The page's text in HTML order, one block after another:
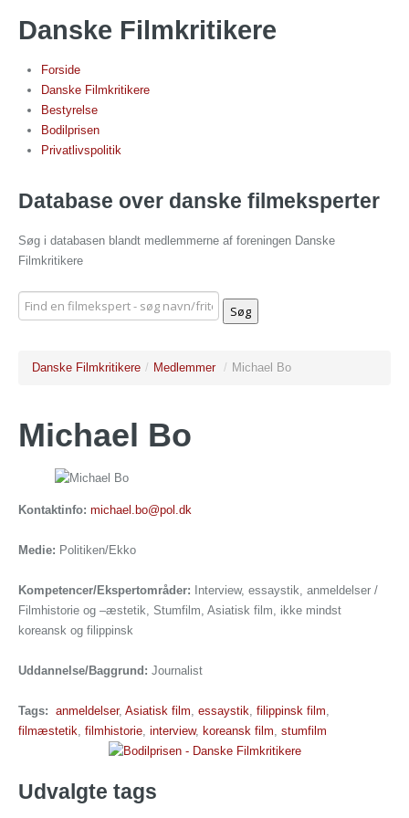
Danske Filmkritikere
Forside
Danske Filmkritikere
Bestyrelse
Bodilprisen
Privatlivspolitik
Database over danske filmeksperter
Søg i databasen blandt medlemmerne af foreningen Danske
Filmkritikere
Danske Filmkritikere / Medlemmer / Michael Bo
Michael Bo
Kontaktinfo: michael.bo@pol.dk
Medie: Politiken/Ekko
Kompetencer/Ekspertområder: Interview, essaystik, anmeldelser /
Filmhistorie og –æstetik, Stumfilm, Asiatisk film, ikke mindst
koreansk og filippinsk
Uddannelse/Baggrund: Journalist
Tags: anmeldelser, Asiatisk film essaystik filippinsk film
filmæstetik filmhistorie interview, koreansk film stumfilm
Udvalgte tags